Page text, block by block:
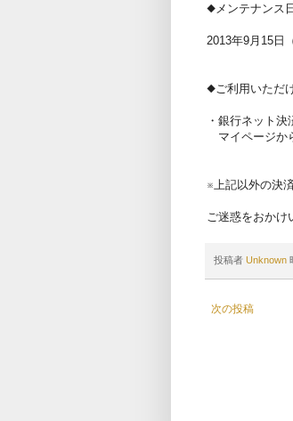
◆メンテナンス
2013年9月15日
◆ご利用いただ
・銀行ネット決
マイページか
※上記以外の決
ご迷惑をおかけ
投稿者 Unknown
次の投稿